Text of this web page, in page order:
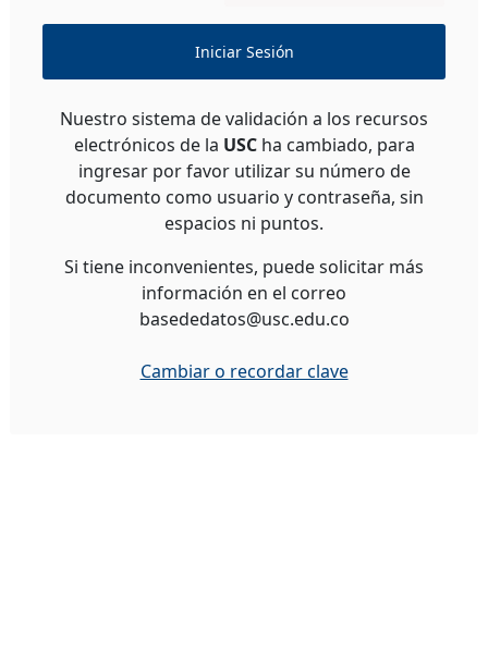
Iniciar Sesión
Nuestro sistema de validación a los recursos
electrónicos de la USCha cambiado, para
ingresar por favor utilizar su número de
documento como usuario y contraseña, sin
espacios ni puntos.
Si tiene inconvenientes, puede solicitar más
información en el correo
basededatos@usc.edu.co
Cambiar o recordar clave